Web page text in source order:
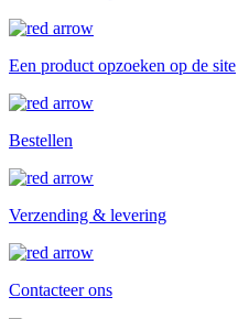
Een product opzoeken op de site
Bestellen
Verzending & levering
Contacteer ons